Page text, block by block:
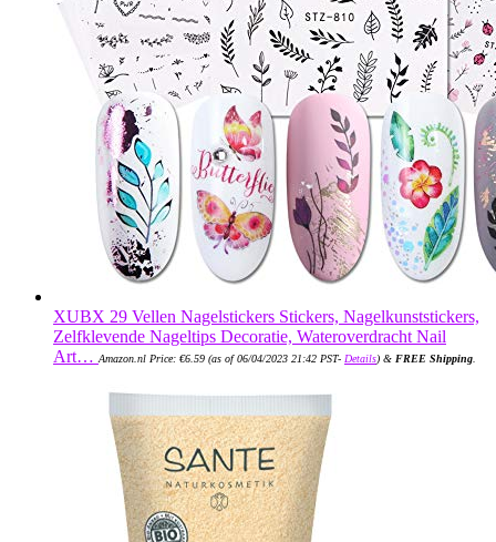
XUBX 29 Vellen Nagelstickers Stickers, Nagelkunststickers,
Zelfklevende Nageltips Decoratie, Wateroverdracht Nail
Art… Amazon.nl Price: €6.59 (as of 06/04/2023 21:42 PST- Details) & FREE Shipping